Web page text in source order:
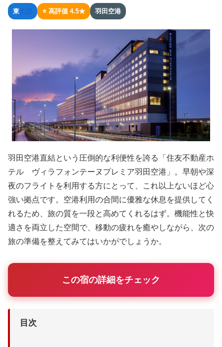
東 ⭐ 高評価 4.5★ 羽田空港
羽田空港直結という圧倒的な利便性を誇る「住友不動産ホ
テル ヴィラフォンテーヌプレミア羽田空港」。早朝や深
夜のフライトを利用する方にとって、これ以上ないほど心
強い拠点です。空港利用の合間に優雅な休息を提供してく
れるため、旅の質を一段と高めてくれるはず。機能性と快
適さを両立した空間で、移動の疲れを癒やしながら、次の
旅の準備を整えてみてはいかがでしょうか。
この宿の詳細をチェック
目次